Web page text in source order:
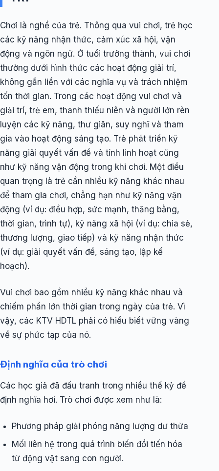
Chơi là nghề của trẻ. Thông qua vui chơi, trẻ học
các kỹ năng nhận thức, cảm xúc xã hội, vận
động và ngôn ngữ. Ở tuổi trưởng thành, vui chơi
thường dưới hình thức các hoạt động giải trí,
không gắn liền với các nghĩa vụ và trách nhiệm
tốn thời gian. Trong các hoạt động vui chơi và
giải trí, trẻ em, thanh thiếu niên và người lớn rèn
luyện các kỹ năng, thư giãn, suy nghĩ và tham
gia vào hoạt động sáng tạo. Trẻ phát triển kỹ
năng giải quyết vấn đề và tính linh hoạt cũng
như kỹ năng vận động trong khi chơi. Một điều
quan trọng là trẻ cần nhiều kỹ năng khác nhau
để tham gia chơi, chẳng hạn như kỹ năng vận
động (ví dụ: điều hợp, sức mạnh, thăng bằng,
thời gian, trình tự), kỹ năng xã hội (ví dụ: chia sẻ,
thương lượng, giao tiếp) và kỹ năng nhận thức
(ví dụ: giải quyết vấn đề, sáng tạo, lập kế
hoạch).
Vui chơi bao gồm nhiều kỹ năng khác nhau và
chiếm phần lớn thời gian trong ngày của trẻ. Vì
vậy, các KTV HDTL phải có hiểu biết vững vàng
về sự phức tạp của nó.
Định nghĩa của trò chơi
Các học giả đã đấu tranh trong nhiều thế kỷ để
định nghĩa hơi. ​​Trò chơi được xem như là:
Phương pháp giải phóng năng lượng dư thừa
Mối liên hệ trong quá trình biến đổi tiến hóa
từ động vật sang con người.